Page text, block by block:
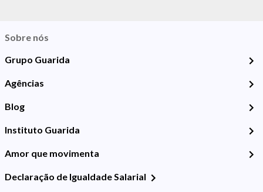
Sobre nós
Grupo Guarida
Agências
Blog
Instituto Guarida
Amor que movimenta
Declaração de Igualdade Salarial